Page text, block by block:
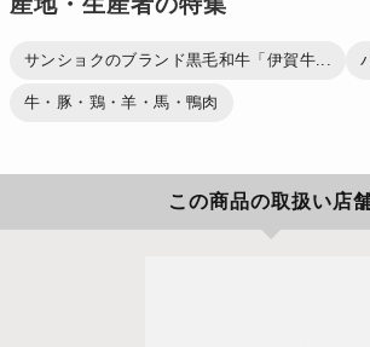
サンショクのブランド黒毛和牛「伊賀牛...
牛・豚・鶏・羊・馬・鴨肉
この商品の取扱い店